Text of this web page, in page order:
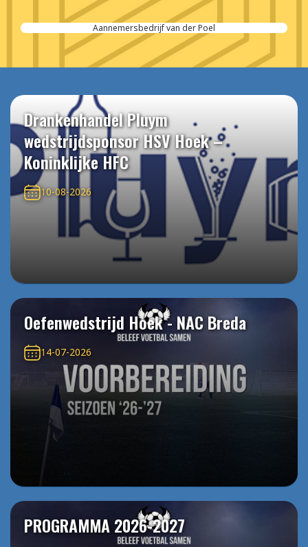
Aannemersbedrijf van der Poel
Drankenhandel Pluym
wedstrijdsponsor HSV Hoek –
Koninklijke HFC
10-08-2026
Oefenwedstrijd Hoek - NAC Breda
14-07-2026
PROGRAMMA 2026-2027